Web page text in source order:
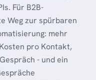
Für B2B-
Weg zur spürbaren
mehr
pro Kontakt,
- und ein